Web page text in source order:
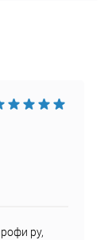
ру,